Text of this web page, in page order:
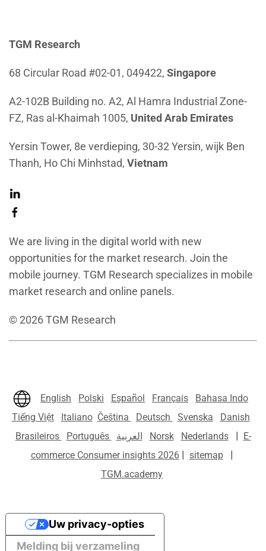
TGM Research
68 Circular Road #02-01, 049422, Singapore
A2-102B Building no. A2, Al Hamra Industrial Zone-
FZ, Ras al-Khaimah 1005, United Arab Emirates
Yersin Tower, 8e verdieping, 30-32 Yersin, wijk Ben
Thanh, Ho Chi Minhstad, Vietnam
We are living in the digital world with new
opportunities for the market research. Join the
mobile journey. TGM Research specializes in mobile
market research and online panels.
© 2026TGM Research
English Polski Español Français
Bahasa Indo
Tiếng Việt
Italiano Čeština Deutsch Svenska
Danish
Brasileiros
Português العربية Norsk Nederlands | E-
commerce Consumer insights 2026 | sitemap |
TGM.academy
Melding bij verzameling
Uw privacy-opties